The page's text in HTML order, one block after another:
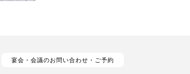
宴会・会議のお問い合わせ・ご予約